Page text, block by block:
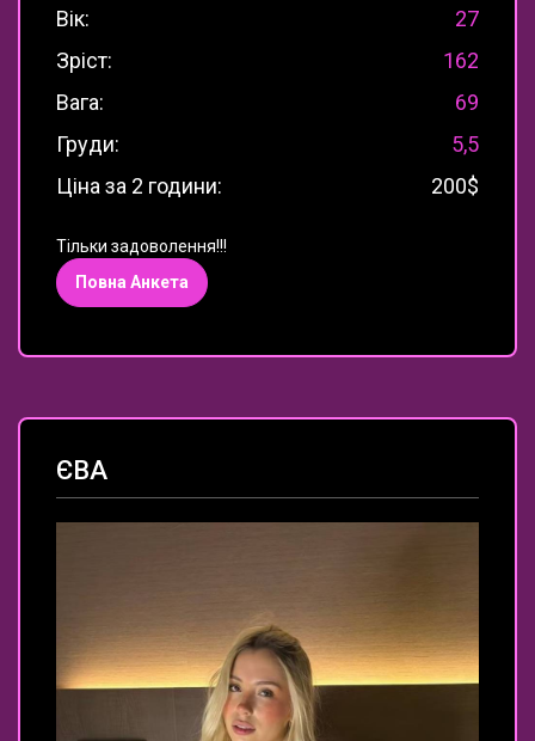
Вік:
27
Зріст:
162
Вага:
69
Груди:
5,5
Ціна за 2 години:
200$
Тільки задоволення!!!
Повна Анкета
ЄВА